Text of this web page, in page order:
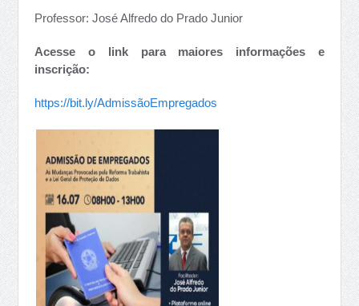
Professor: José Alfredo do Prado Junior
Acesse o link para maiores informações e
inscrição:
https://bit.ly/AdmissãoEmpregados